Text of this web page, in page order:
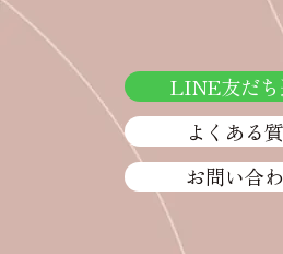
LINE友だち
よくある
お問い合